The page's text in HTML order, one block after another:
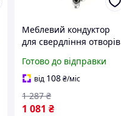
Меблевий кондуктор
для свердління отворів
Готово до відправки
від 108₴/міс
1 081 ₴
1 287 ₴